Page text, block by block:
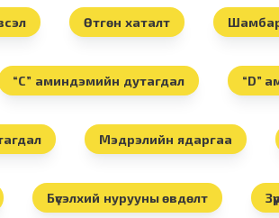
Өтгөн хаталт
“С” аминдэмийн дутагдал “D”
Мэдрэлийн ядаргаа
Бүсэлхий нурууны өвдөлт